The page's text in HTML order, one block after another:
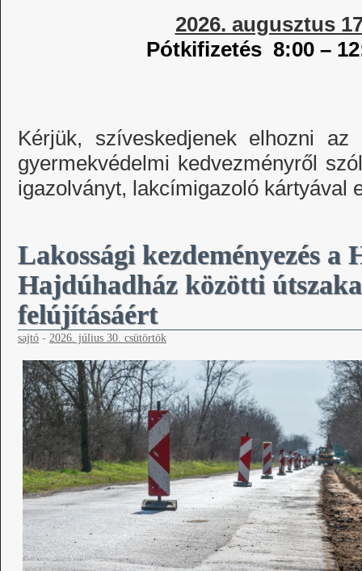
2026. augusztus
Pótkifizetés 8:00 –
Kérjük, szíveskedjenek elhozni az
gyermekvédelmi kedvezményről
igazolványt, lakcímigazoló kártyával
Lakossági kezdeményezés a
Hajdúhadház közötti
felújításáért
sajtó - 2026. július 30. csütörtök